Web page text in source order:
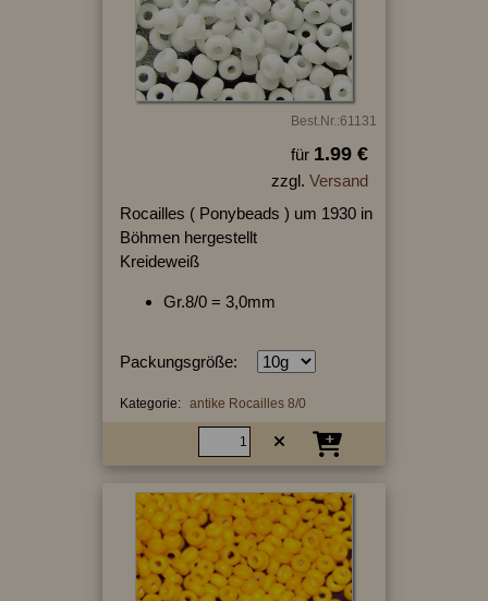
Best.Nr.:61131
für 1.99 €
zzgl. Versand
Rocailles ( Ponybeads ) um 1930 in
Böhmen hergestellt
Kreideweiß
Gr.8/0 = 3,0mm
Packungsgröße:
Kategorie: antike Rocailles 8/0